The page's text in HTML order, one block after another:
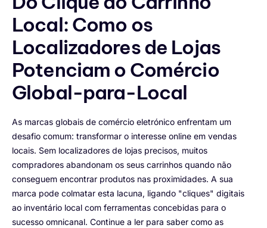
Local: Como os
Localizadores de Lojas
Potenciam o Comércio
Global-para-Local
As marcas globais de comércio eletrónico enfrentam um
desafio comum: transformar o interesse online em vendas
locais. Sem localizadores de lojas precisos, muitos
compradores abandonam os seus carrinhos quando não
conseguem encontrar produtos nas proximidades. A sua
marca pode colmatar esta lacuna, ligando "cliques" digitais
ao inventário local com ferramentas concebidas para o
sucesso omnicanal. Continue a ler para saber como as